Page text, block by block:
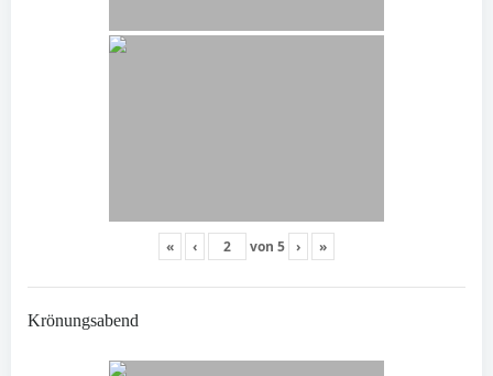
« ‹ von 5 › »
Krönungsabend